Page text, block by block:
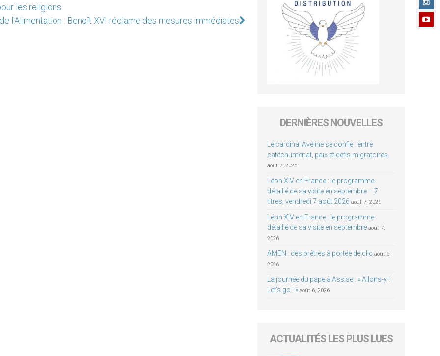
les religions
l'Alimentation : Benoît XVI réclame des mesures immédiates
DERNIÈRES NOUVELLES
Le cardinal Aveline se confie : entre
catéchuménat, paix et défis migratoires
août 7, 2026
Léon XIV en France : le programme
détaillé de sa visite en septembre – 7
titres, vendredi 7 août 2026 août 7, 2026
Léon XIV en France : le programme
détaillé de sa visite en septembre août 7,
2026
AMEN : des prêtres à portée de clic août 6,
2026
La journée du pape à Assise : « Allons-y !
Let’s go ! » août 6, 2026
ACTUALITÉS LES PLUS LUES